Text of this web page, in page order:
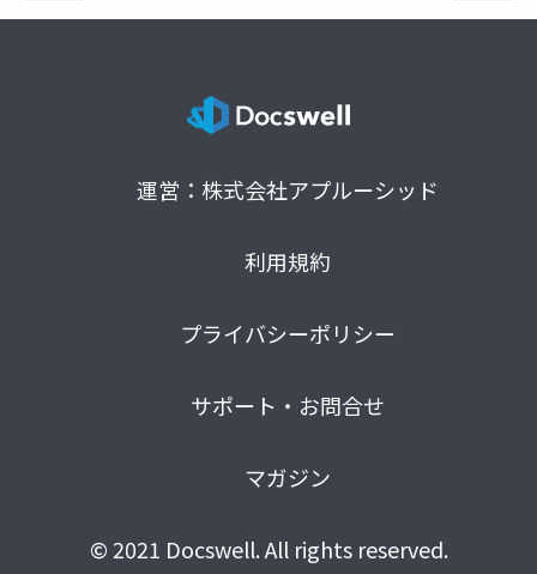
運営：株式会社アプルーシッド
利用規約
プライバシーポリシー
サポート・お問合せ
マガジン
© 2021 Docswell. All rights reserved.